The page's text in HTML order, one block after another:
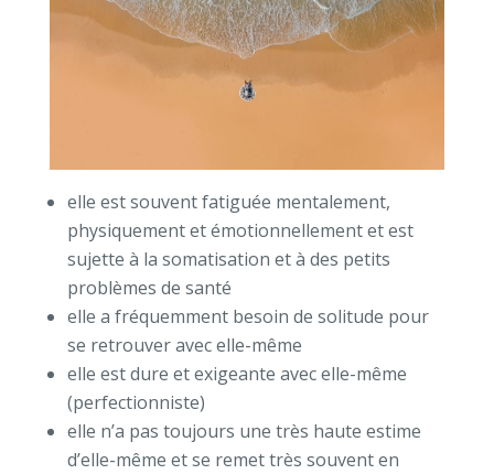
elle est souvent fatiguée mentalement,
physiquement et émotionnellement et est
sujette à la somatisation et à des petits
problèmes de santé
elle a fréquemment besoin de solitude pour
se retrouver avec elle-même
elle est dure et exigeante avec elle-même
(perfectionniste)
elle n’a pas toujours une très haute estime
d’elle-même et se remet très souvent en